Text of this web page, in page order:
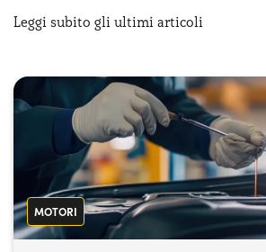
Leggi subito gli ultimi articoli
MOTORI